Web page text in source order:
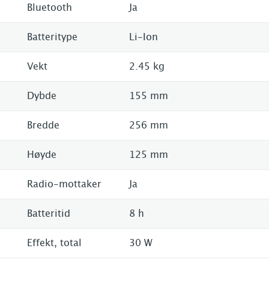
Bluetooth Ja
Batteritype Li-Ion
Vekt 2.45 kg
Dybde 155 mm
Bredde 256 mm
Høyde 125 mm
Radio-mottaker Ja
Batteritid 8 h
Effekt, total 30 W